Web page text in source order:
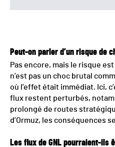
Peut-on parler d’un risque de
Pas encore, mais le risque
n’est pas un choc brutal
où l’effet était immédiat. Ici,
flux restent perturbés,
prolongé de routes
d’Ormuz, les conséquences
Les flux de GNL pourraient-ils